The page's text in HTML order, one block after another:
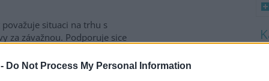
Do Not Process My Personal Information
považuje situaci na trhu s
za závažnou. Podporuje sice
který v květnu představila